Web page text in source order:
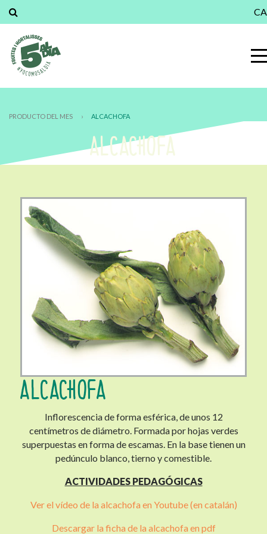
CA
PRODUCTO DEL MES › ALCACHOFA
ALCACHOFA
ALCACHOFA
Inflorescencia de forma esférica, de unos 12
centímetros de diámetro. Formada por hojas verdes
superpuestas en forma de escamas. En la base tienen un
pedúnculo blanco, tierno y comestible.
ACTIVIDADES PEDAGÓGICAS
Ver el vídeo de la alcachofa en Youtube (en catalán)
Descargar la ficha de la alcachofa en pdf